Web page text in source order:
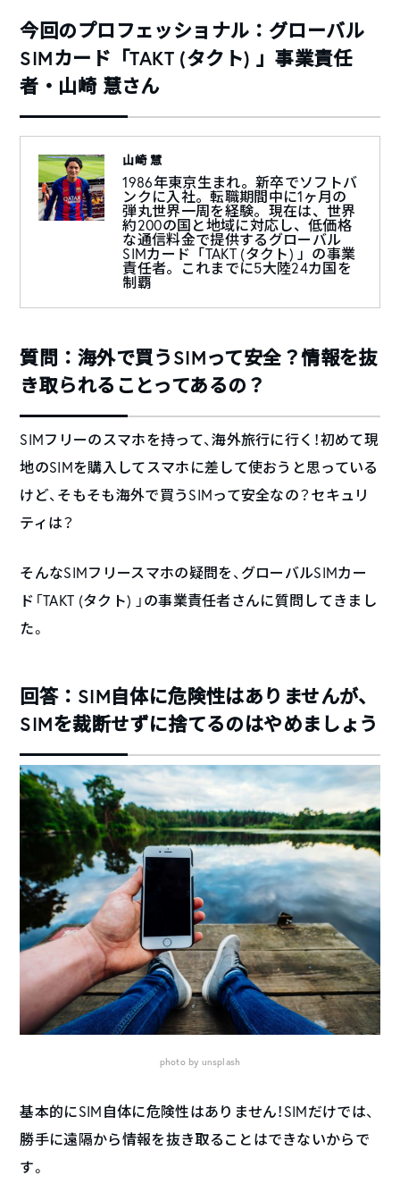
今回のプロフェッショナル：グローバル
SIMカード「TAKT (タクト) 」事業責任
者・山崎 慧さん
山崎 慧
1986年東京生まれ。新卒でソフトバ
ンクに入社。転職期間中に1ヶ月の
弾丸世界一周を経験。現在は、世界
約200の国と地域に対応し、低価格
な通信料金で提供するグローバル
SIMカード「TAKT (タクト) 」の事業
責任者。これまでに5大陸24カ国を
制覇
質問：海外で買うSIMって安全？情報を抜
き取られることってあるの？
SIMフリーのスマホを持って、海外旅行に行く！初めて現
地のSIMを購入してスマホに差して使おうと思っている
けど、そもそも海外で買うSIMって安全なの？セキュリ
ティは？
そんなSIMフリースマホの疑問を、グローバルSIMカー
ド「TAKT (タクト) 」の事業責任者さんに質問してきまし
た。
回答：SIM自体に危険性はありませんが、
SIMを裁断せずに捨てるのはやめましょう
photo by unsplash
基本的にSIM自体に危険性はありません！SIMだけでは、
勝手に遠隔から情報を抜き取ることはできないからで
す。